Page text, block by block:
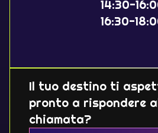
14:30-
16:30-
Il tuo destino ti
pronto a rispondere
chiamata?